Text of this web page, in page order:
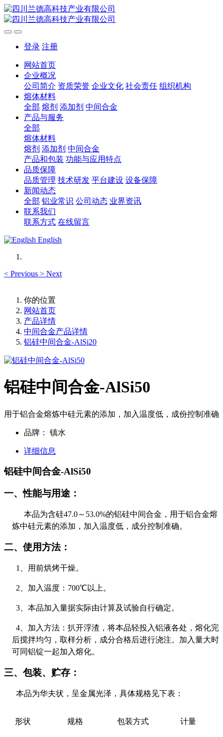
登录 注册
网站首页
企业概况
公司简介 资质荣誉 企业文化 社会责任 组织机构
熔体材料
全部 熔剂 添加剂 中间合金
产品与服务
全部
熔体材料
熔剂 添加剂 中间合金
产品和包装 功能与应用特点
品质保障
品质管理 技术研发 平台建设 设备保障
新闻动态
全部 铝业常识 公司动态 业界资讯
联系我们
联系方式 在线留言
English
< Previous > Next
你的位置
网站首页
产品详情
中间合金产品详情
铝硅中间合金-AlSi20
铝硅中间合金-AlSi50
用于铝合金熔炼中硅元素的添加，加入温度低，成份控制准确
品牌： 镇水
详细信息
铝硅中间合金-AlSi50
一、性能与用途：
本品为含硅47.0～ 53.0%的铝硅中间合金，用于铝合金熔
炼中硅元素的添加，加入温度低，成分控制准确。
二、使用方法：
1 、用前烘烤干燥。
2 、加入温度： 700℃以上。
3 、本品加入量据实际由计算及试验自行确定。
4 、加入方法：扒开浮渣，将本品轻投入铝液各处，熔化完
后搅拌均匀，取样分析，成分合格后进行浇注。加入量大时
可同铝锭一起加入熔化。
三、包装、贮存：
本品为华夫状，呈金属光泽，具体规格见下表：
形状 规格 包装方式 计量